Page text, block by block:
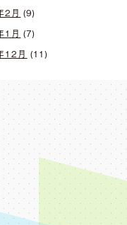
2月 (9)
1月 (7)
12月 (11)